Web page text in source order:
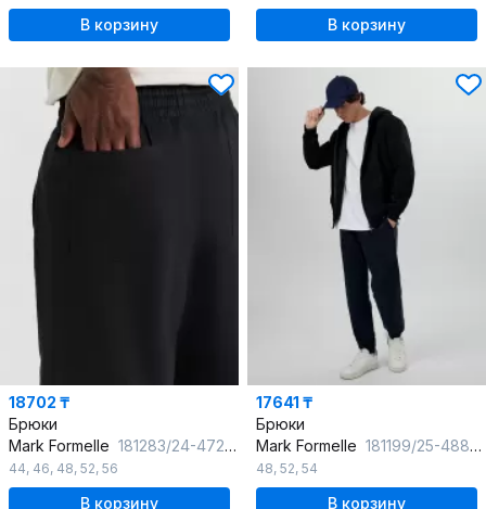
В корзину В корзину
18702 ₸
Брюки
Mark Formelle 181283/24-4722Ц-9 черный
44, 46, 48, 52, 56
В корзину
17641 ₸
Брюки
Mark Formelle 181199/25-4889Ц-7П неви
48, 52, 54
В корзину